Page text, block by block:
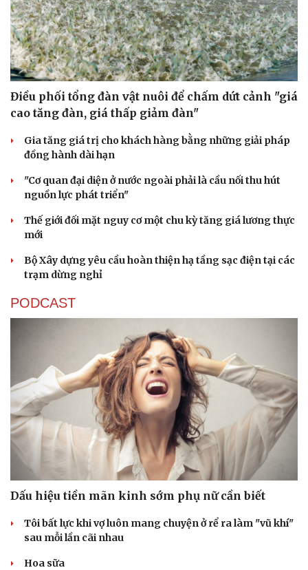
Cải chính
Điều phối tổng đàn vật nuôi để chấm dứt cảnh "giá
cao tăng đàn, giá thấp giảm đàn"
Gia tăng giá trị cho khách hàng bằng những giải pháp
đồng hành dài hạn
"Cơ quan đại diện ở nước ngoài phải là cầu nối thu hút
nguồn lực phát triển"
Thế giới đối mặt nguy cơ một chu kỳ tăng giá lương thực
mới
Bộ Xây dựng yêu cầu hoàn thiện hạ tầng sạc điện tại các
trạm dừng nghỉ
PODCAST
Dấu hiệu tiền mãn kinh sớm phụ nữ cần biết
Tôi bất lực khi vợ luôn mang chuyện ở rể ra làm "vũ khí"
sau mỗi lần cãi nhau
Hoa sữa